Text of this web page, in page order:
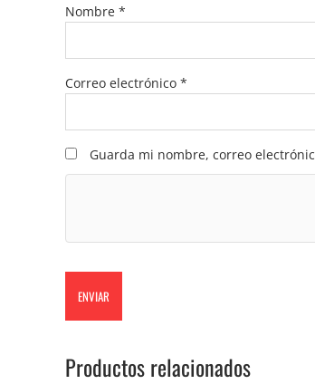
Nombre *
Correo electrónico *
Guarda mi nombre, correo
Productos relacionados